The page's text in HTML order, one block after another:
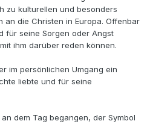
zu kulturellen und besonders
an die Christen in Europa. Offenbar
für seine Sorgen oder Angst
ihm darüber reden können.
im persönlichen Umgang ein
liebte und für seine
dem Tag begangen, der Symbol